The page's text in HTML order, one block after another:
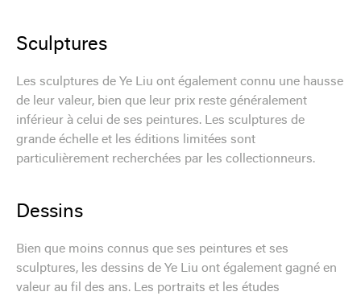
Sculptures
Les sculptures de Ye Liu ont également connu une hausse
de leur valeur, bien que leur prix reste généralement
inférieur à celui de ses peintures. Les sculptures de
grande échelle et les éditions limitées sont
particulièrement recherchées par les collectionneurs.
Dessins
Bien que moins connus que ses peintures et ses
sculptures, les dessins de Ye Liu ont également gagné en
valeur au fil des ans. Les portraits et les études